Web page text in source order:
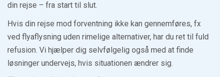
din rejse – fra start til slut.
Hvis din rejse mod forventning ikke kan gennemføres, fx
ved flyaflysning uden rimelige alternativer, har du ret til fuld
refusion. Vi hjælper dig selvfølgelig også med at finde
løsninger undervejs, hvis situationen ændrer sig.